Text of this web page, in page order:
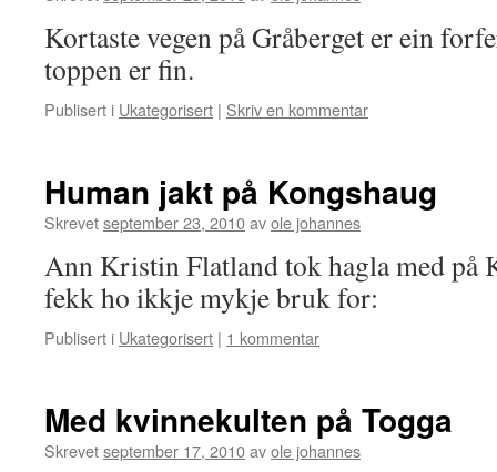
Kortaste vegen på Gråberget er ein
toppen er fin.
Publisert i Ukategorisert | Skriv en kommentar
Human jakt på Kongshaug
Skrevetseptember 23, 2010avole johannes
Ann Kristin Flatland tok hagla med på
fekk ho ikkje mykje bruk for:
Publisert i Ukategorisert | 1 kommentar
Med kvinnekulten på Togga
Skrevetseptember 17, 2010avole johannes